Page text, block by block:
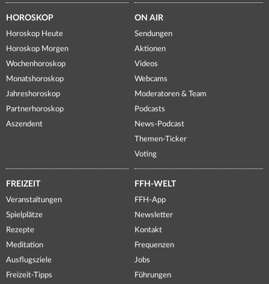
HOROSKOP
Horoskop Heute
Horoskop Morgen
Wochenhoroskop
Monatshoroskop
Jahreshoroskop
Partnerhoroskop
Aszendent
ON AIR
Sendungen
Aktionen
Videos
Webcams
Moderatoren & Team
Podcasts
News-Podcast
Themen-Ticker
Voting
FREIZEIT
Veranstaltungen
Spielplätze
Rezepte
Meditation
Ausflugsziele
Freizeit-Tipps
FFH-WELT
FFH-App
Newsletter
Kontakt
Frequenzen
Jobs
Führungen